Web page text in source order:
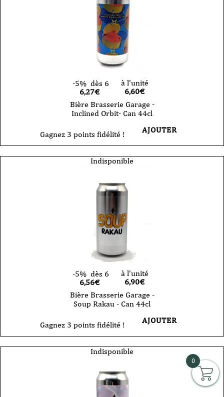
-5% dès 6
6,27€
à l'unité
6,60€
Bière Brasserie Garage -
Inclined Orbit- Can 44cl
Gagnez 3 points fidélité ! AJOUTER
Indisponible
-5% dès 6
6,56€
à l'unité
6,90€
Bière Brasserie Garage -
Soup Rakau - Can 44cl
Gagnez 3 points fidélité ! AJOUTER
Indisponible
0